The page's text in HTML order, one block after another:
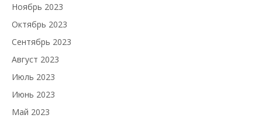
Ноябрь 2023
Октябрь 2023
Сентябрь 2023
Август 2023
Июль 2023
Июнь 2023
Май 2023